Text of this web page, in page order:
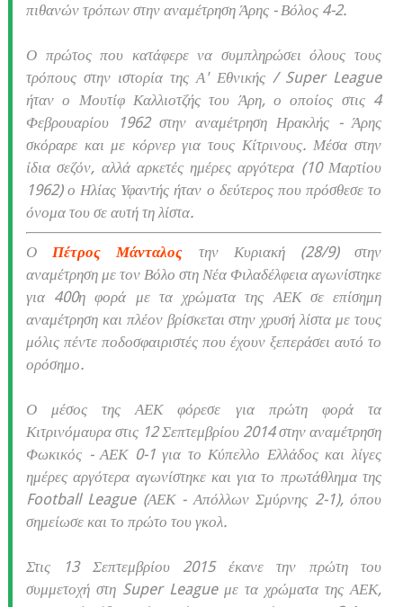
πιθανών τρόπων στην αναμέτρηση Άρης - Βόλος 4-2.
Ο πρώτος που κατάφερε να συμπληρώσει όλους τους
τρόπους στην ιστορία της Α' Εθνικής / Super League
ήταν ο Μουτίφ Καλλιοτζής του Άρη, ο οποίος στις 4
Φεβρουαρίου 1962 στην αναμέτρηση Ηρακλής - Άρης
σκόραρε και με κόρνερ για τους Κίτρινους. Μέσα στην
ίδια σεζόν, αλλά αρκετές ημέρες αργότερα (10 Μαρτίου
1962) ο Ηλίας Υφαντής ήταν ο δεύτερος που πρόσθεσε το
όνομα του σε αυτή τη λίστα.
ΟΠέτρος Μάνταλος την Κυριακή (28/9) στην
αναμέτρηση με τον Βόλο στη Νέα Φιλαδέλφεια αγωνίστηκε
για 400η φορά με τα χρώματα της ΑΕΚ σε επίσημη
αναμέτρηση και πλέον βρίσκεται στην χρυσή λίστα με τους
μόλις πέντε ποδοσφαιριστές που έχουν ξεπεράσει αυτό το
ορόσημο.
Ο μέσος της ΑΕΚ φόρεσε για πρώτη φορά τα
Κιτρινόμαυρα στις 12 Σεπτεμβρίου 2014 στην αναμέτρηση
Φωκικός - ΑΕΚ 0-1 για το Κύπελλο Ελλάδος και λίγες
ημέρες αργότερα αγωνίστηκε και για το πρωτάθλημα της
Football League (ΑΕΚ - Απόλλων Σμύρνης 2-1), όπου
σημείωσε και το πρώτο του γκολ.
Στις 13 Σεπτεμβρίου 2015 έκανε την πρώτη του
συμμετοχή στη Super League με τα χρώματα της ΑΕΚ,